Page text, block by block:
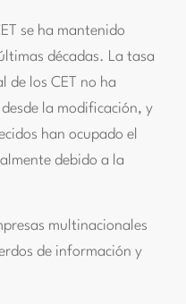
se ha mantenido
décadas. La tasa
de los CET no ha
la modificación, y
han ocupado el
debido a la
multinacionales
de información y